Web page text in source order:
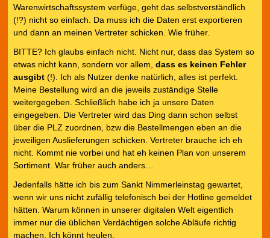
Warenwirtschaftssystem verfüge, geht das selbstverständlich
(!?) nicht so einfach. Da muss ich die Daten erst exportieren
und dann an meinen Vertreter schicken. Wie früher.
BITTE? Ich glaubs einfach nicht. Nicht nur, dass das System so
etwas nicht kann, sondern vor allem, dass es keinen Fehler
ausgibt(!). Ich als Nutzer denke natürlich, alles ist perfekt.
Meine Bestellung wird an die jeweils zuständige Stelle
weitergegeben. Schließlich habe ich ja unsere Daten
eingegeben. Die Vertreter wird das Ding dann schon selbst
über die PLZ zuordnen, bzw die Bestellmengen eben an die
jeweiligen Auslieferungen schicken. Vertreter brauche ich eh
nicht. Kommt nie vorbei und hat eh keinen Plan von unserem
Sortiment. War früher auch anders…
Jedenfalls hätte ich bis zum Sankt Nimmerleinstag gewartet,
wenn wir uns nicht zufällig telefonisch bei der Hotline gemeldet
hätten. Warum können in unserer digitalen Welt eigentlich
immer nur die üblichen Verdächtigen solche Abläufe richtig
machen. Ich könnt heulen.